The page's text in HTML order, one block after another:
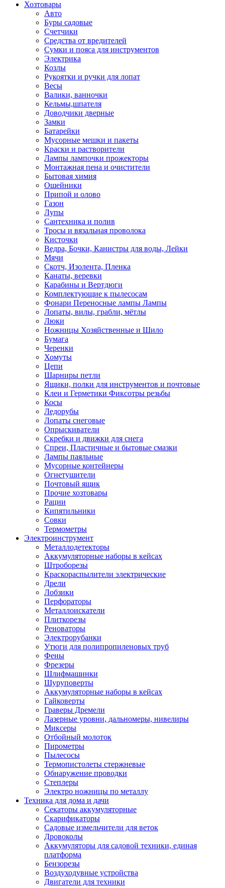
Хозтовары
Авто
Буры садовые
Счетчики
Средства от вредителей
Сумки и пояса для инструментов
Электрика
Козлы
Рукоятки и ручки для лопат
Весы
Валики, ванночки
Кельмы,шпателя
Доводчики дверные
Замки
Батарейки
Мусорные мешки и пакеты
Краски и растворители
Лампы лампочки прожекторы
Монтажная пена и очистители
Бытовая химия
Ошейники
Припой и олово
Газон
Лупы
Сантехника и полив
Тросы и вязальная проволока
Кисточки
Ведра, Бочки, Канистры для воды, Лейки
Мячи
Скотч, Изолента, Пленка
Канаты, веревки
Карабины и Вертдюги
Комплектующие к пылесосам
Фонари Переносные лампы Лампы
Лопаты, вилы, грабли, мётлы
Люки
Ножницы Хозяйственные и Шило
Бумага
Черенки
Хомуты
Цепи
Шарниры петли
Ящики, полки для инструментов и почтовые
Клеи и Герметики Фиксотры резьбы
Косы
Ледорубы
Лопаты снеговые
Опрыскиватели
Скребки и движки для снега
Спреи, Пластичные и бытовые смазки
Лампы паяльные
Мусорные контейнеры
Огнетушители
Почтовый ящик
Прочие хозтовары
Рации
Кипятильники
Совки
Термометры
Электроинструмент
Металлодетекторы
Аккумуляторные наборы в кейсах
Штроборезы
Краскораспылители электрические
Дрели
Лобзики
Перфораторы
Металлоискатели
Плиткорезы
Реноваторы
Электрорубанки
Утюги для полипропиленовых труб
Фены
Фрезеры
Шлифмашинки
Шуруповерты
Аккумуляторные наборы в кейсах
Гайковерты
Граверы Дремели
Лазерные уровни, дальномеры, нивелиры
Миксеры
Отбойный молоток
Пирометры
Пылесосы
Термопистолеты стержневые
Обнаружение проводки
Степлеры
Электро ножницы по металлу
Техника для дома и дачи
Секаторы аккумуляторные
Скарификаторы
Садовые измельчители для веток
Дровоколы
Аккумуляторы для садовой техники, единая
платформа
Бензорезы
Воздуходувные устройства
Двигатели для техники